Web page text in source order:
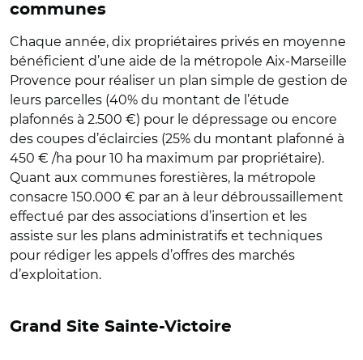
communes
Chaque année, dix propriétaires privés en moyenne
bénéficient d’une aide de la métropole Aix-Marseille
Provence pour réaliser un plan simple de gestion de
leurs parcelles (40% du montant de l’étude
plafonnés à 2.500 €) pour le dépressage ou encore
des coupes d’éclaircies (25% du montant plafonné à
450 € /ha pour 10 ha maximum par propriétaire).
Quant aux communes forestières, la métropole
consacre 150.000 € par an à leur débroussaillement
effectué par des associations d’insertion et les
assiste sur les plans administratifs et techniques
pour rédiger les appels d’offres des marchés
d’exploitation.
Grand Site Sainte-Victoire